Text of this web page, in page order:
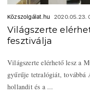
Közszolgálat.hu 2020.05.23.
Világszerte
fesztiválja
Világszerte elérhető lesz a
gyűrűje tetralógiát, továbbá
hollandit és a ...